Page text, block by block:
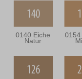
0140 Eiche
Natur
0154